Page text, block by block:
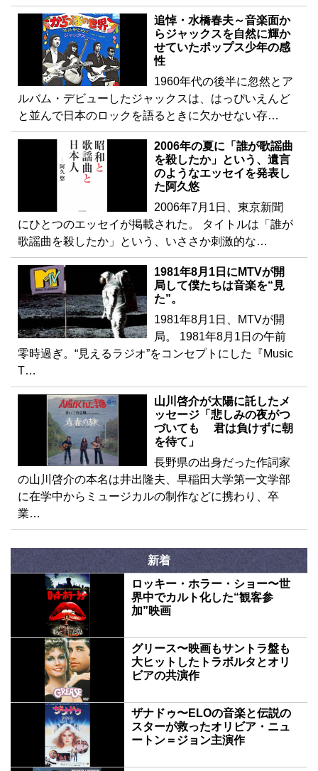
追悼・水橋春夫～音楽面か
らジャックスを自然に輝か
せていたポップス少年の感
性
1960年代の後半に忽然とア
ルバム・デビューしたジャックスは、はっぴいえんど
と並んで日本のロックを語るときに欠かせない存…
2006年の夏に「誰が歌謡曲
を殺したか」という、遺言
のようなエッセイを発表し
た阿久悠
2006年7月1日、東京新聞
にひとつのエッセイが掲載された。 タイトルは「誰が
歌謡曲を殺したか」という、いささか刺激的な…
1981年8月1日にMTVが開
局して僕たちは音楽を“見
た”。
1981年8月1日、MTVが開
局。 1981年8月1日の午前
零時過ぎ。“見えるラジオ”をコンセプトにした『Music
T…
山川啓介が太陽に託したメ
ッセージ「悲しみの夜がつ
づいても 君は負けずに朝
を待て」
長野県の出身だった作詞家
の山川啓介の本名は井出隆夫、早稲田大学第一文学部
に在学中からミュージカルの制作などに携わり、卒
業…
新着
ロッキー・ホラー・ショー〜世
界中でカルト化した“観客参
加”映画
グリース〜映画もサントラ盤も
大ヒットしたトラボルタとオリ
ビアの共演作
ザナドゥ〜ELOの音楽と伝説の
スターが救ったオリビア・ニュ
ートン＝ジョン主演作